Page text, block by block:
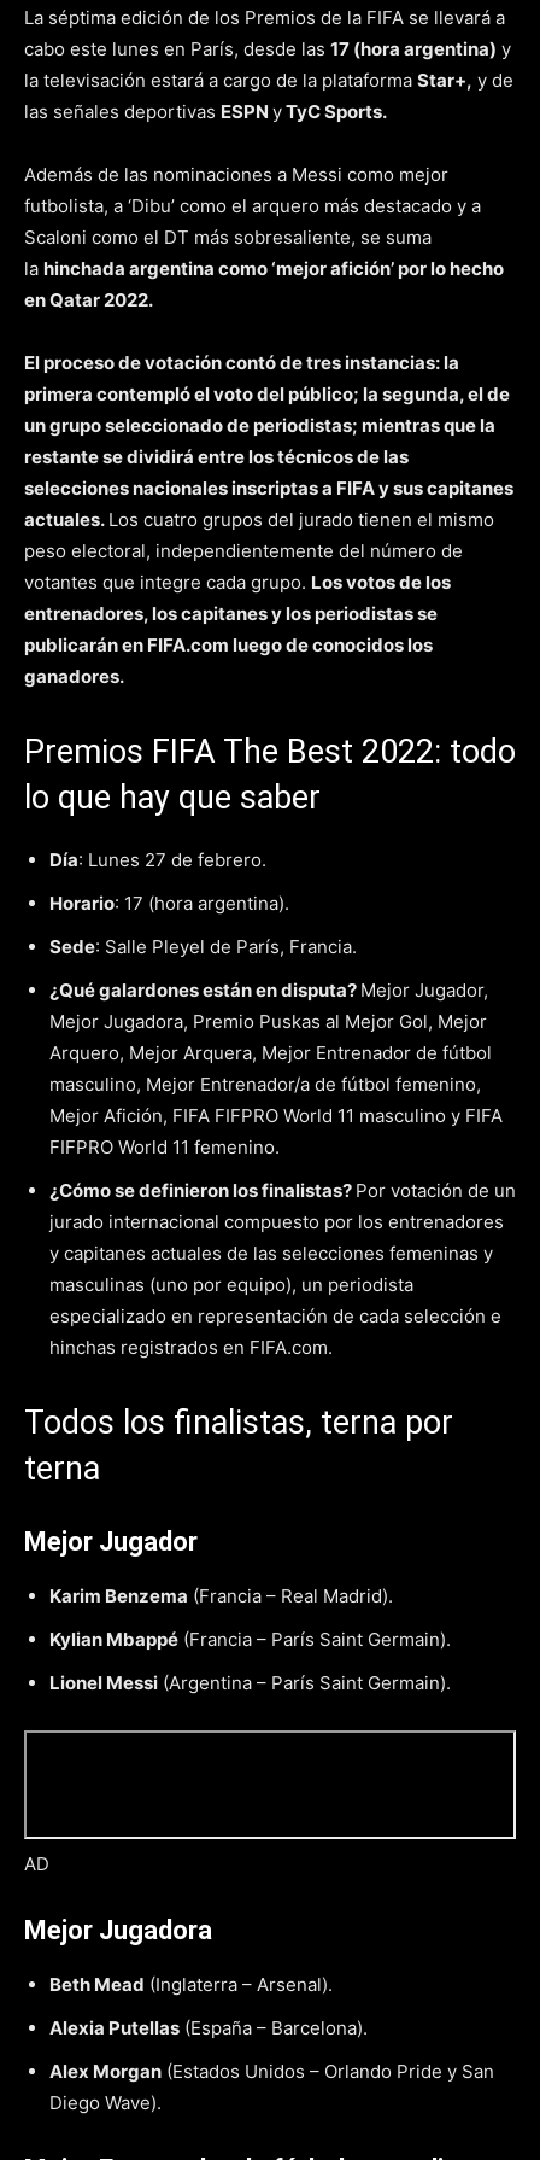
La séptima edición de los Premios de la FIFA se llevará a
cabo este lunes en París, desde las 17 (hora argentina) y
la televisación estará a cargo de la plataforma Star+, y de
las señales deportivas ESPN yTyC Sports.
Además de las nominaciones a Messi como mejor
futbolista, a ‘Dibu’ como el arquero más destacado y a
Scaloni como el DT más sobresaliente, se suma
la hinchada argentina como ‘mejor afición’ por lo hecho
en Qatar 2022.
El proceso de votación contó de tres instancias: la
primera contempló el voto del público; la segunda, el de
un grupo seleccionado de periodistas; mientras que la
restante se dividirá entre los técnicos de las
selecciones nacionales inscriptas a FIFA y sus capitanes
actuales. Los cuatro grupos del jurado tienen el mismo
peso electoral, independientemente del número de
votantes que integre cada grupo. Los votos de los
entrenadores, los capitanes y los periodistas se
publicarán en FIFA.com luego de conocidos los
ganadores.
Premios FIFA The Best 2022: todo
lo que hay que saber
Día: Lunes 27 de febrero.
Horario: 17 (hora argentina).
Sede: Salle Pleyel de París, Francia.
¿Qué galardones están en disputa? Mejor Jugador,
Mejor Jugadora, Premio Puskas al Mejor Gol, Mejor
Arquero, Mejor Arquera, Mejor Entrenador de fútbol
masculino, Mejor Entrenador/a de fútbol femenino,
Mejor Afición, FIFA FIFPRO World 11 masculino y FIFA
FIFPRO World 11 femenino.
¿Cómo se definieron los finalistas? Por votación de un
jurado internacional compuesto por los entrenadores
y capitanes actuales de las selecciones femeninas y
masculinas (uno por equipo), un periodista
especializado en representación de cada selección e
hinchas registrados en FIFA.com.
Todos los finalistas, terna por
terna
Mejor Jugador
Karim Benzema (Francia – Real Madrid).
Kylian Mbappé (Francia – París Saint Germain).
Lionel Messi (Argentina – París Saint Germain).
AD
Mejor Jugadora
Beth Mead (Inglaterra – Arsenal).
Alexia Putellas (España – Barcelona).
Alex Morgan (Estados Unidos – Orlando Pride y San
Diego Wave).